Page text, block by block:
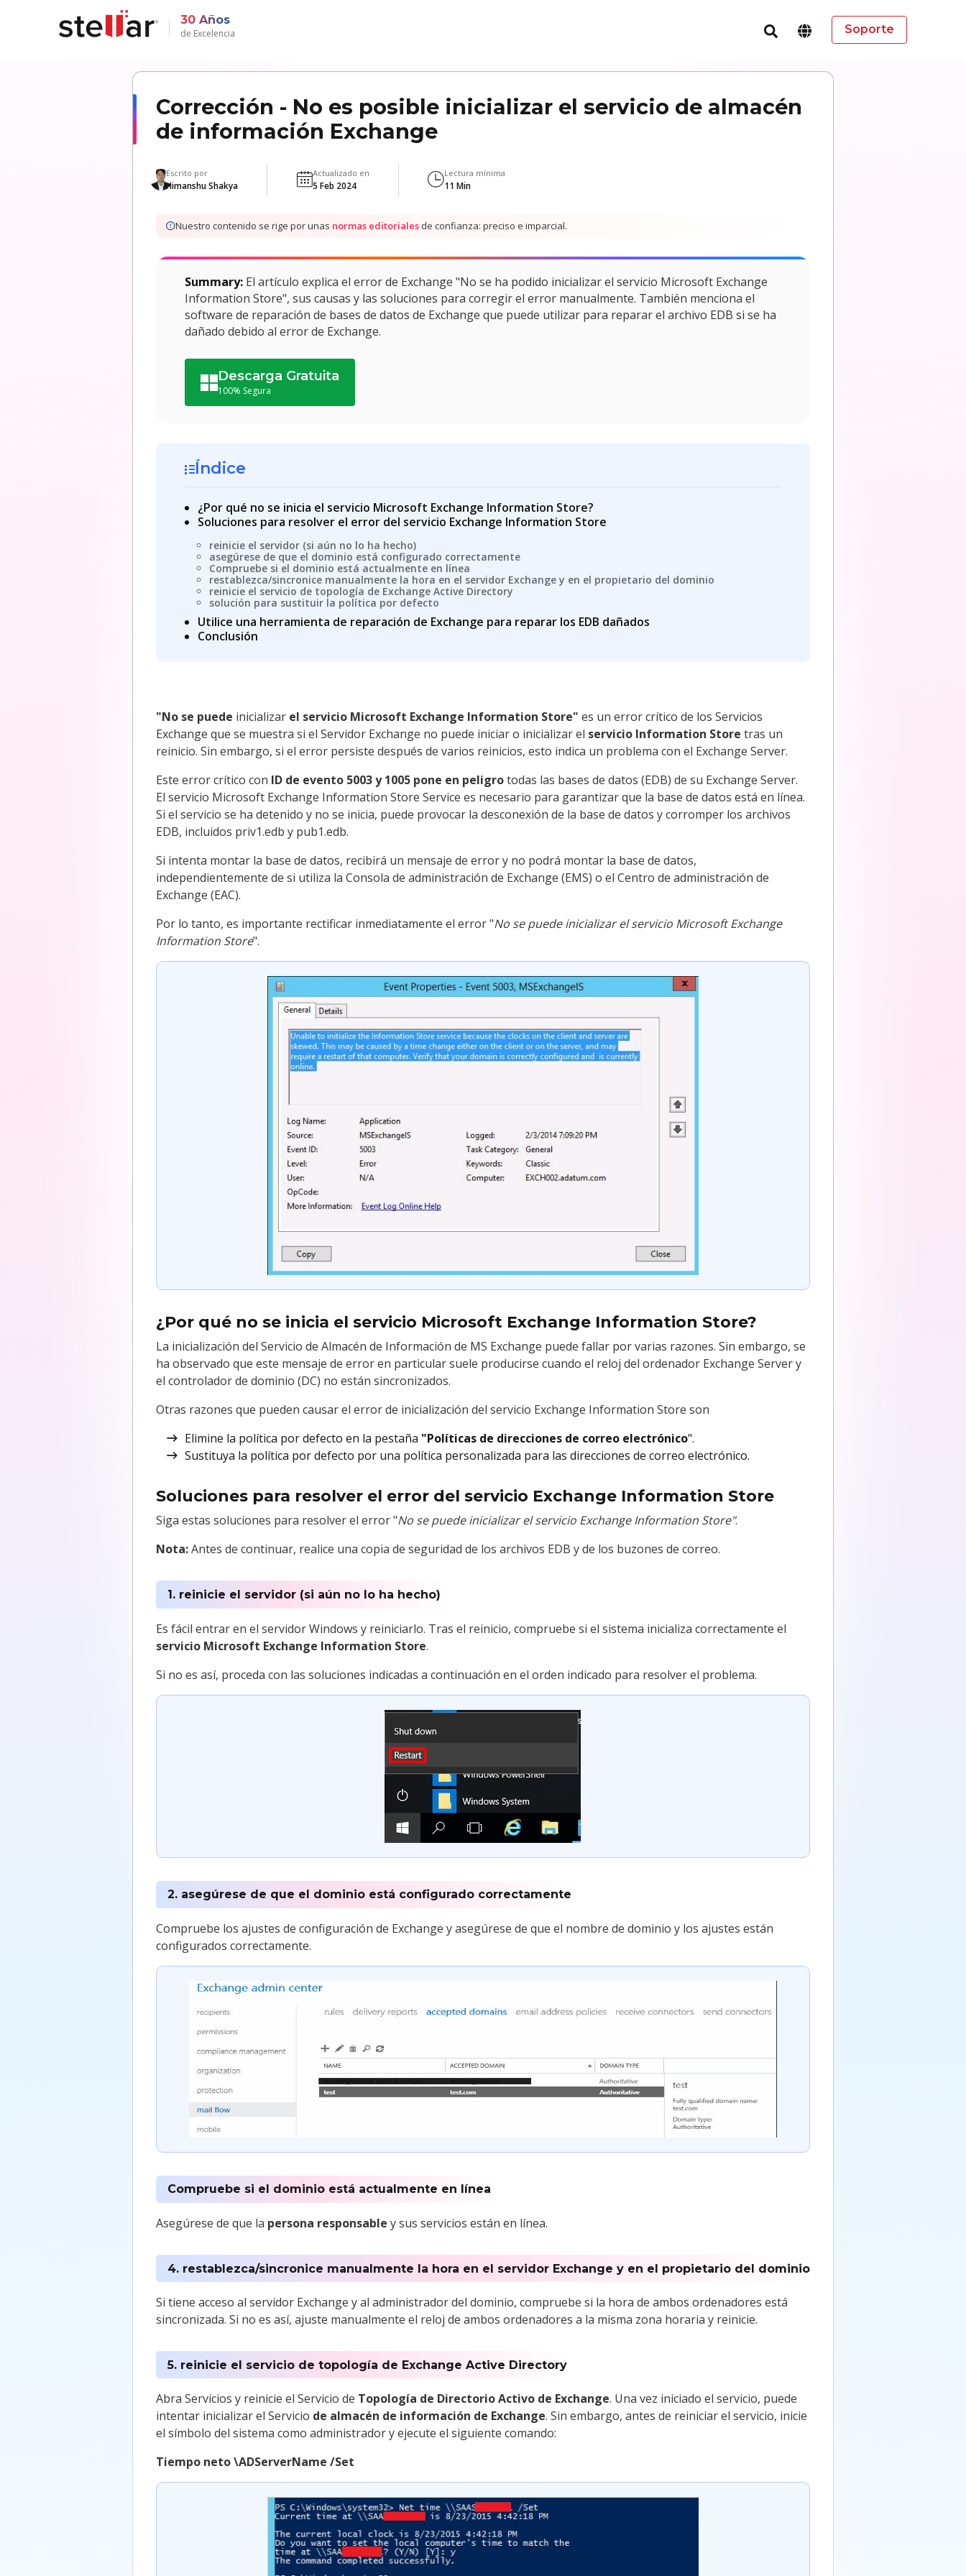
30 Años
de Excelencia Soporte
Corrección - No es posible inicializar el servicio de almacén
de información Exchange
Escrito por
Himanshu Shakya
Actualizado en
5 Feb 2024
Lectura mínima
11 Min
Nuestro contenido se rige por unas normas editoriales de confianza: preciso e imparcial.
Summary: El artículo explica el error de Exchange "No se ha podido inicializar el servicio Microsoft Exchange
Information Store", sus causas y las soluciones para corregir el error manualmente. También menciona el
software de reparación de bases de datos de Exchange que puede utilizar para reparar el archivo EDB si se ha
dañado debido al error de Exchange.
Descarga Gratuita
100% Segura
Índice
¿Por qué no se inicia el servicio Microsoft Exchange Information Store?
Soluciones para resolver el error del servicio Exchange Information Store
reinicie el servidor (si aún no lo ha hecho)
asegúrese de que el dominio está configurado correctamente
Compruebe si el dominio está actualmente en línea
restablezca/sincronice manualmente la hora en el servidor Exchange y en el propietario del dominio
reinicie el servicio de topología de Exchange Active Directory
solución para sustituir la política por defecto
Utilice una herramienta de reparación de Exchange para reparar los EDB dañados
Conclusión
"No se puede inicializar el servicio Microsoft Exchange Information Store"es un error crítico de los Servicios
Exchange que se muestra si el Servidor Exchange no puede iniciar o inicializar el servicio Information Storetras un
reinicio. Sin embargo, si el error persiste después de varios reinicios, esto indica un problema con el Exchange Server.
Este error crítico con ID de evento 5003 y 1005 pone en peligrotodas las bases de datos (EDB) de su Exchange Server.
El servicio Microsoft Exchange Information Store Service es necesario para garantizar que la base de datos está en línea.
Si el servicio se ha detenido y no se inicia, puede provocar la desconexión de la base de datos y corromper los archivos
EDB, incluidos priv1.edb y pub1.edb.
Si intenta montar la base de datos, recibirá un mensaje de error y no podrá montar la base de datos,
independientemente de si utiliza la Consola de administración de Exchange (EMS) o el Centro de administración de
Exchange (EAC).
Por lo tanto, es importante rectificar inmediatamente el error "No se puede inicializar el servicio Microsoft Exchange
Information Store".
¿Por qué no se inicia el servicio Microsoft Exchange Information Store?
La inicialización del Servicio de Almacén de Información de MS Exchange puede fallar por varias razones. Sin embargo, se
ha observado que este mensaje de error en particular suele producirse cuando el reloj del ordenador Exchange Server y
el controlador de dominio (DC) no están sincronizados.
Otras razones que pueden causar el error de inicialización del servicio Exchange Information Store son
Elimine la política por defecto en la pestaña "Políticas de direcciones de correo electrónico".
Sustituya la política por defecto por una política personalizada para las direcciones de correo electrónico.
Soluciones para resolver el error del servicio Exchange Information Store
Siga estas soluciones para resolver el error "No se puede inicializar el servicio Exchange Information Store".
Nota:Antes de continuar, realice una copia de seguridad de los archivos EDB y de los buzones de correo.
1. reinicie el servidor (si aún no lo ha hecho)
Es fácil entrar en el servidor Windows y reiniciarlo. Tras el reinicio, compruebe si el sistema inicializa correctamente el
servicio Microsoft Exchange Information Store.
Si no es así, proceda con las soluciones indicadas a continuación en el orden indicado para resolver el problema.
2. asegúrese de que el dominio está configurado correctamente
Compruebe los ajustes de configuración de Exchange y asegúrese de que el nombre de dominio y los ajustes están
configurados correctamente.
Compruebe si el dominio está actualmente en línea
Asegúrese de que la persona responsabley sus servicios están en línea.
4. restablezca/sincronice manualmente la hora en el servidor Exchange y en el propietario del dominio
Si tiene acceso al servidor Exchange y al administrador del dominio, compruebe si la hora de ambos ordenadores está
sincronizada. Si no es así, ajuste manualmente el reloj de ambos ordenadores a la misma zona horaria y reinicie.
5. reinicie el servicio de topología de Exchange Active Directory
Abra Servicios y reinicie el Servicio de Topología de Directorio Activo de Exchange. Una vez iniciado el servicio, puede
intentar inicializar el Servicio de almacén de información de Exchange. Sin embargo, antes de reiniciar el servicio, inicie
el símbolo del sistema como administrador y ejecute el siguiente comando:
Tiempo neto \ADServerName /Set